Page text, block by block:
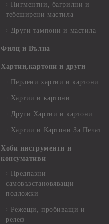
Пигментни, багрилни и
тебеширени мастила
Други тампони и мастила
Филц и Вълна
Хартии,картони и други
Перлени хартии и картони
Хартии и картони
Други Хартии и картони
Хартии и Картони За Печат
Хоби инструменти и
консумативи
Предпазни
самовъзстановяващи
подложки
Режещи, пробиващи и
релеф